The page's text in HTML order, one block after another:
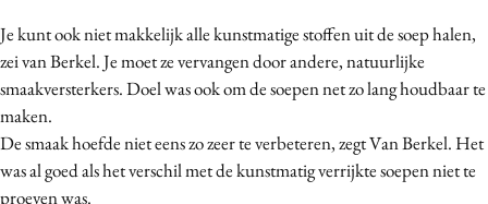
Merkstrategie
PR
Programmatic
Purpose Marketing
Reputatie & crisis
Je kunt ook niet makkelijk alle kunstmatige stoffen uit de soep halen,
zei van Berkel. Je moet ze vervangen door andere, natuurlijke
smaakversterkers. Doel was ook om de soepen net zo lang houdbaar te
maken.
De smaak hoefde niet eens zo zeer te verbeteren, zegt Van Berkel. Het
was al goed als het verschil met de kunstmatig verrijkte soepen niet te
proeven was.